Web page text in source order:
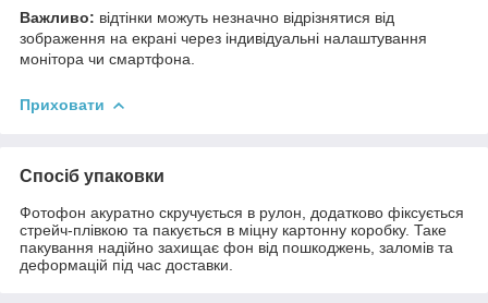
Важливо: відтінки можуть незначно відрізнятися від
зображення на екрані через індивідуальні налаштування
монітора чи смартфона.
Приховати
Спосіб упаковки
Фотофон акуратно скручується в рулон, додатково фіксується
стрейч-плівкою та пакується в міцну картонну коробку. Таке
пакування надійно захищає фон від пошкоджень, заломів та
деформацій під час доставки.